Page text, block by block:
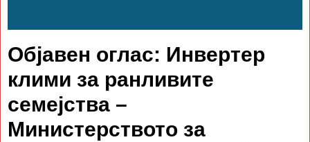
Објавен оглас: Инвертер
клими за ранливите
семејства –
Министерството за